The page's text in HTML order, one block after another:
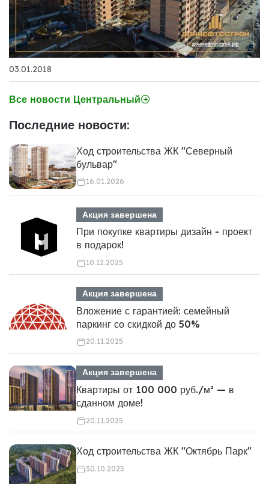
03.01.2018
Все новости Центральный
Последние новости:
Ход строительства ЖК "Северный
бульвар"
16.01.2026
Акция завершена
При покупке квартиры дизайн - проект
в подарок!
10.12.2025
Акция завершена
Вложение с гарантией: семейный
паркинг со скидкой до 50%
20.11.2025
Акция завершена
Квартиры от 100 000 руб./м² — в
сданном доме!
20.11.2025
Ход строительства ЖК "Октябрь Парк"
30.10.2025